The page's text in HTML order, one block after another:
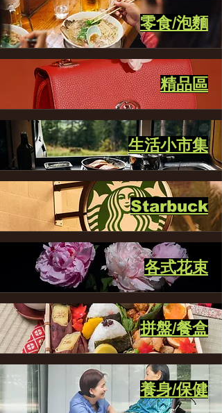
零食/泡麵
精品區
生活小市集
Starbuck
各式花束
拼盤/餐盒
養身/保健